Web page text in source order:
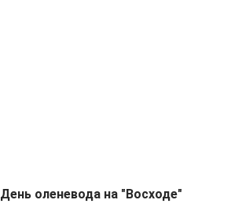
День оленевода на "Восходе"